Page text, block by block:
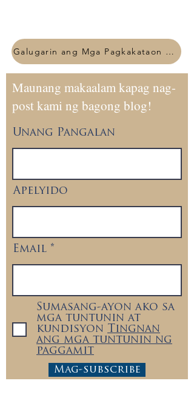
Galugarin ang Mga Pagkakataon sa Pakikipagsosyo
Maunang makaalam kapag nag-
post kami ng bagong blog!
Unang Pangalan
Apelyido
Email
Sumasang-ayon ako sa
mga tuntunin at
kundisyon
Tingnan
ang mga tuntunin ng
paggamit
Mag-subscribe